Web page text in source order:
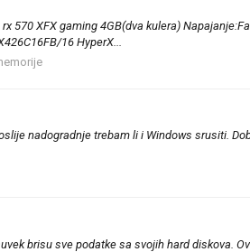
XFX gaming 4GB(dva kulera)
16 HyperX...
nadogradnje trebam li i Windows srusiti.
brisu sve podatke sa svojih hard diskova.